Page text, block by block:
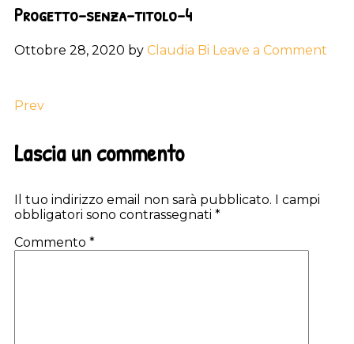
Progetto-senza-titolo-4
Ottobre 28, 2020 by Claudia Bi Leave a Comment
Prev
Interactions
Lascia un commento
Il tuo indirizzo email non sarà pubblicato. I campi
obbligatori sono contrassegnati *
Commento *